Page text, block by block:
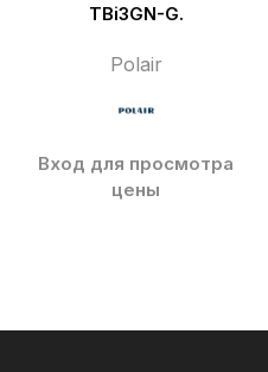
TBi3GN-G.
Polair
Вход для просмотра
цены